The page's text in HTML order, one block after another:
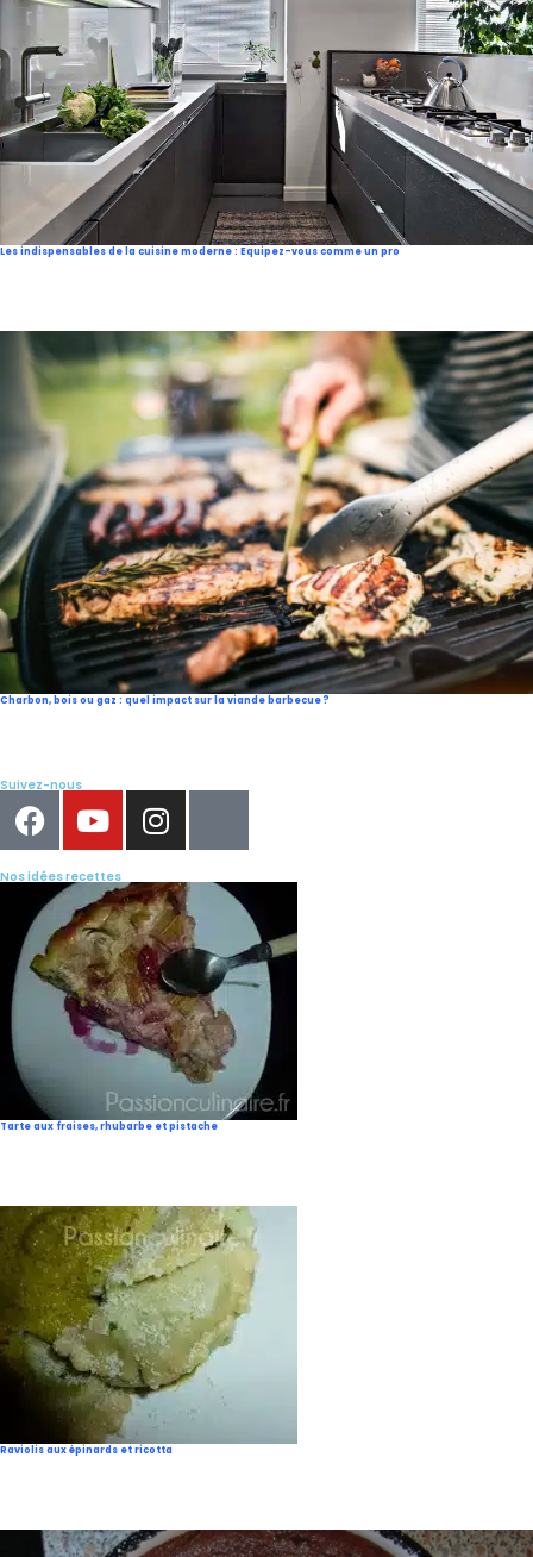
Les indispensables de la cuisine moderne : Equipez-vous comme un pro
Charbon, bois ou gaz : quel impact sur la viande barbecue ?
Suivez-nous
Nos idées recettes
Tarte aux fraises, rhubarbe et pistache
Raviolis aux épinards et ricotta